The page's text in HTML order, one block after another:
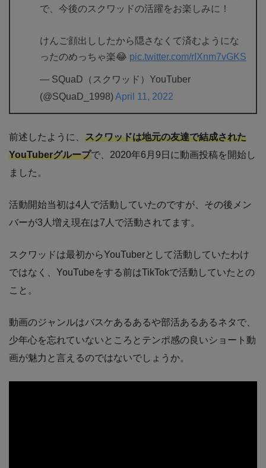
で、今後のスクワッドの活躍をお楽しみに！
けんご顔出ししたから隠さなくて済むようにな
ったのめっちゃ楽😂 pic.twitter.com/rIXnm7vGKS
— SQuaD（スクワッド）YouTuber
(@SQuaD_1998)April 11, 2022
前述したように、 スクワッドは地元の友達で結成された
YouTuberグループで、2020年6月9日に動画投稿を開始し
ました。
活動開始当初は4人で活動していたのですが、その後メン
バーが3人増え現在は7人で活動されてます。
スクワッドは最初からYouTuberとして活動していたわけ
ではなく、YouTubeをする前はTikTokで活動していたとの
こと。
動画のジャンルはバスケあるあるや部活あるあるネタで、
少年心を忘れていないところとテンポ感の良いショート動
画が魅力と言えるのではないでしょうか。